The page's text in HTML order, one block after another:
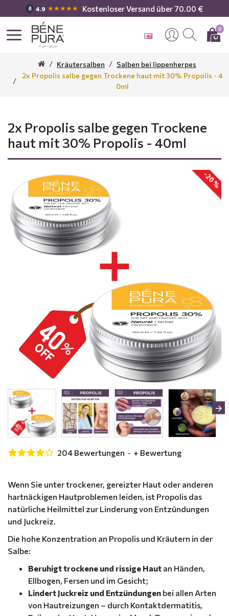
4.9 ★★★★★ Kostenloser Versand über 70.00 €
0
Kräutersalben
Salben bei lippenherpes
2x Propolis salbe gegen Trockene haut mit 30% Propolis - 4
0ml
2x Propolis salbe gegen Trockene
haut mit 30% Propolis - 40ml
-20 %
Wenn Sie unter trockener, gereizter Haut oder anderen
hartnäckigen Hautproblemen leiden, ist Propolis das
natürliche Heilmittel zur Linderung von Entzündungen
und Juckreiz.
Die hohe Konzentration an Propolis und Kräutern in der
Salbe:
Beruhigt trockene und rissige Haut an Händen,
Ellbogen, Fersen und im Gesicht;
Lindert Juckreiz und Entzündungen bei allen Arten
von Hautreizungen – durch Kontaktdermatitis,
204 Bewertungen - + Bewertung